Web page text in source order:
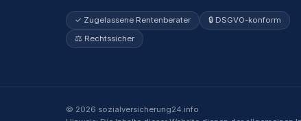
✓ Zugelassene Rentenberater
🔒 DSGVO-konform
⚖️ Rechtssicher
© 2026 sozialversicherung24.info